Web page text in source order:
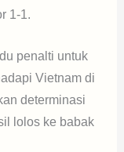
1-1.
penalti untuk
Vietnam di
determinasi
lolos ke babak